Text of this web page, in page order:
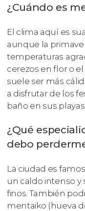
¿Cuándo es
El clima aquí es
aunque la
temperaturas
cerezos en flor o
suele ser más
a disfrutar de los
baño en sus
¿Qué
debo
La ciudad es
un caldo intenso y
finos. También
mentaiko (hueva